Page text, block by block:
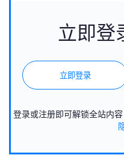
立即登
立即登录
登录或注册即可解锁全站内